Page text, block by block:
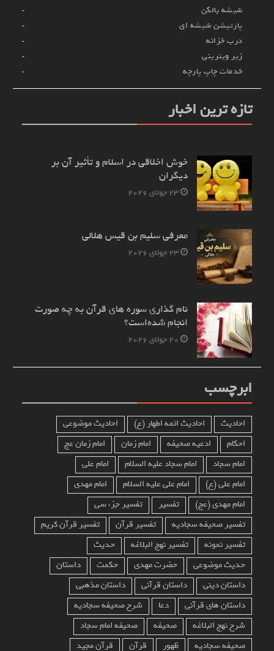
شیشه بالکن
پارتیشن شیشه ای
درب خزانه
زیر ویترینی
خدمات چاپ پارچه
تازه ترین اخبار
خوش اخلاقی در اسلام و تأثیر آن بر
دیگران
23 جولای 2026
معرفی سلیم بن قیس هلالی
23 جولای 2026
نام‌ گذاری سوره های قرآن به چه صورت
انجام شده‌است؟
20 جولای 2026
ابرچسب
احادیث احادیث ائمه اطهار (ع)
احادیث موضوعی
احکام
ادعیه صحیفه امام زمان
امام زمان عج
امام سجاد
امام سجاد علیه السلام
امام علی
امام علی (ع)
امام علی علیه السلام
امام مهدی
امام مهدی (عج)
تفسیر
تفسیر جزء سی
تفسیر صحیفه سجادیه
تفسیر قرآن
تفسیر قرآن کریم
تفسیر نمونه
تفسیر نهج البلاغه
حدیث
حدیث موضوعی
حضرت مهدی حکمت
داستان
داستان دینی
داستان قرآنی
داستان مذهبی
داستان های قرآنی
دعا
شرح صحیفه سجادیه
شرح نهج البلاغه
صحیفه
صحیفه امام سجاد
صحیفه سجادیه
ظهور قرآن قرآن مجید